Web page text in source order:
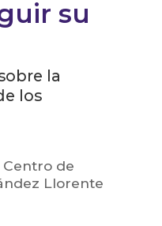
su
la
los
de
Llorente